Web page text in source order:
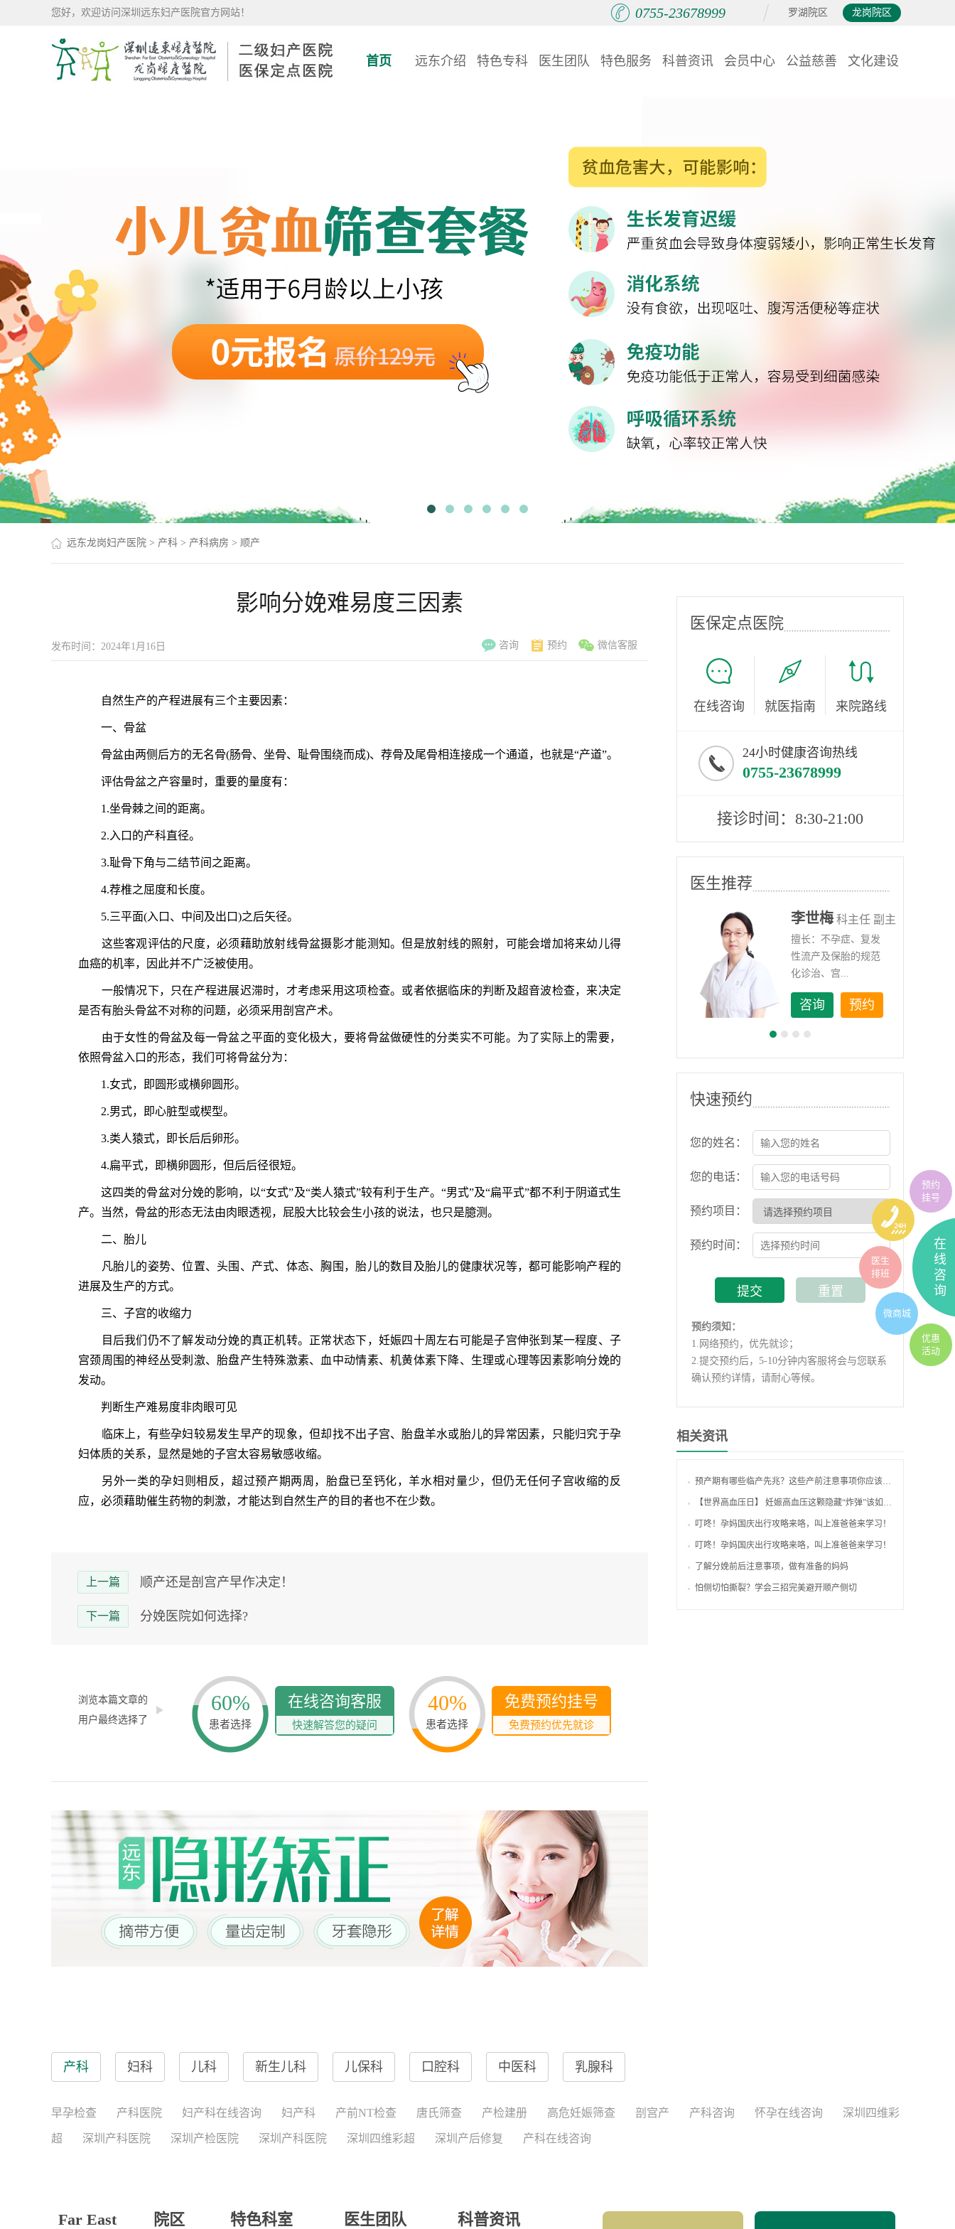
您好，欢迎访问深圳远东妇产医院官方网站！ 罗湖院区 龙岗院区
0755-23678999
首页 远东介绍 特色专科 医生团队 特色服务 科普资讯 会员中心 公益慈善 文化建设
远东龙岗妇产医院 > 产科 > 产科病房 > 顺产
影响分娩难易度三因素
发布时间：2024年1月16日 咨询 预约 微信客服
自然生产的产程进展有三个主要因素：
一、骨盆
骨盆由两侧后方的无名骨(肠骨、坐骨、耻骨围绕而成)、荐骨及尾骨相连接成一个通道，也就是“产道”。
评估骨盆之产容量时，重要的量度有：
1.坐骨棘之间的距离。
2.入口的产科直径。
3.耻骨下角与二结节间之距离。
4.荐椎之屈度和长度。
5.三平面(入口、中间及出口)之后矢径。
这些客观评估的尺度，必须藉助放射线骨盆摄影才能测知。但是放射线的照射，可能会增加将来幼儿得
血癌的机率，因此并不广泛被使用。
一般情况下，只在产程进展迟滞时，才考虑采用这项检查。或者依据临床的判断及超音波检查，来决定
是否有胎头骨盆不对称的问题，必须采用剖宫产术。
由于女性的骨盆及每一骨盆之平面的变化极大，要将骨盆做硬性的分类实不可能。为了实际上的需要，
依照骨盆入口的形态，我们可将骨盆分为：
1.女式，即圆形或横卵圆形。
2.男式，即心脏型或楔型。
3.类人猿式，即长后后卵形。
4.扁平式，即横卵圆形，但后后径很短。
这四类的骨盆对分娩的影响，以“女式”及“类人猿式”较有利于生产。“男式”及“扁平式”都不利于阴道式生
产。当然，骨盆的形态无法由肉眼透视，屁股大比较会生小孩的说法，也只是臆测。
二、胎儿
凡胎儿的姿势、位置、头围、产式、体态、胸围，胎儿的数目及胎儿的健康状况等，都可能影响产程的
进展及生产的方式。
三、子宫的收缩力
目后我们仍不了解发动分娩的真正机转。正常状态下，妊娠四十周左右可能是子宫伸张到某一程度、子
宫颈周围的神经丛受刺激、胎盘产生特殊激素、血中动情素、机黄体素下降、生理或心理等因素影响分娩的
发动。
判断生产难易度非肉眼可见
临床上，有些孕妇较易发生早产的现象，但却找不出子宫、胎盘羊水或胎儿的异常因素，只能归究于孕
妇体质的关系，显然是她的子宫太容易敏感收缩。
另外一类的孕妇则相反，超过预产期两周，胎盘已至钙化，羊水相对量少，但仍无任何子宫收缩的反
应，必须藉助催生药物的刺激，才能达到自然生产的目的者也不在少数。
上一篇 顺产还是剖宫产早作决定！
下一篇 分娩医院如何选择?
浏览本篇文章的
用户最终选择了
60%
患者选择
在线咨询客服
快速解答您的疑问
40%
患者选择
免费预约挂号
免费预约优先就诊
医保定点医院
在线咨询 就医指南 来院路线
24小时健康咨询热线
0755-23678999
接诊时间：8:30-21:00
医生推荐
擅长：妇科常见病、
李世梅 科主任 副主
任医师
擅长：不孕症、复发
性流产及保胎的规范
化诊治、宫...
咨询 预约
快速预约
您的姓名：
您的电话：
预约项目：
预约时间：
预约须知：
1. 网络预约，优先就诊；
2.提交预约后，5-10分钟内客服将会与您联系
确认预约详情，请耐心等候。
相关资讯
预产期有哪些临产先兆？这些产前注意事项你应该知道
【世界高血压日】 妊娠高血压这颗隐藏“炸弹”该如何防？
叮咚！孕妈国庆出行攻略来咯，叫上准爸爸来学习！
叮咚！孕妈国庆出行攻略来咯，叫上准爸爸来学习！
了解分娩前后注意事项，做有准备的妈妈
怕侧切怕撕裂？学会三招完美避开顺产侧切
产科 妇科 儿科 新生儿科 儿保科 口腔科 中医科 乳腺科
早孕检查 产科医院 妇产科在线咨询 妇产科 产前NT检查 唐氏筛查 产检建册 高危妊娠筛查 剖宫产 产科咨询 怀孕在线咨询 深圳四维彩
超 深圳产科医院 深圳产检医院 深圳产科医院 深圳四维彩超 深圳产后修复 产科在线咨询
Far East 院区 特色科室 医生团队 科普资讯
在
线
咨
询
预约
挂号
医生
排班
微商城
优惠
活动